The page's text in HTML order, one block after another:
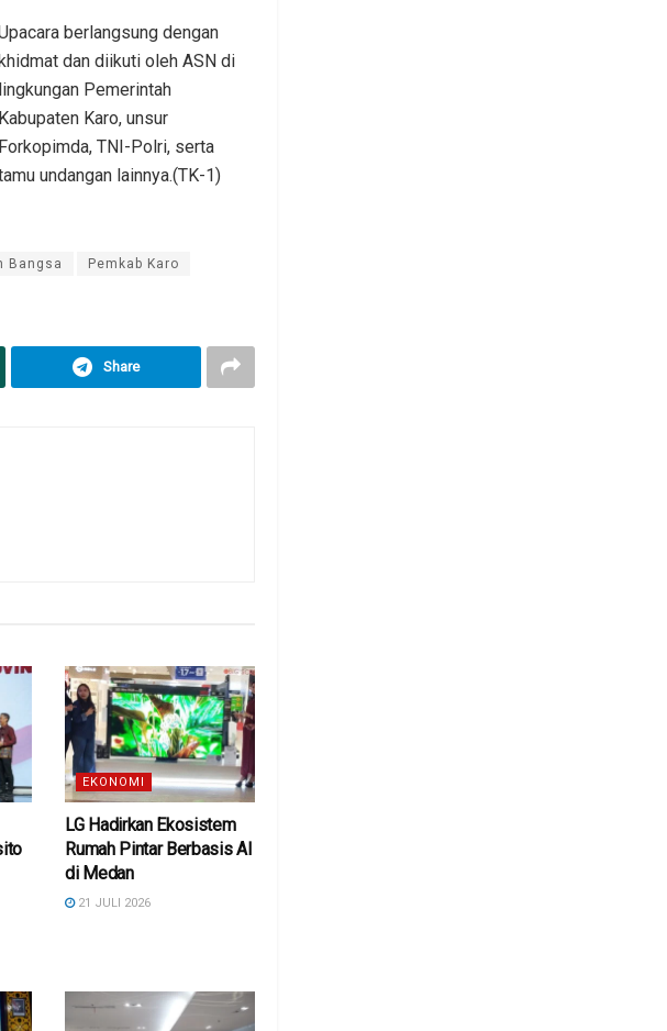
berlangsung dengan
dan diikuti oleh ASN di
lingkungan Pemerintah
Kabupaten Karo, unsur
Forkopimda, TNI-Polri, serta
undangan lainnya.(TK-1)
Bangsa Pemkab Karo
Share
EKONOMI
LG Hadirkan Ekosistem
Rumah Pintar Berbasis AI
di Medan
21 JULI 2026